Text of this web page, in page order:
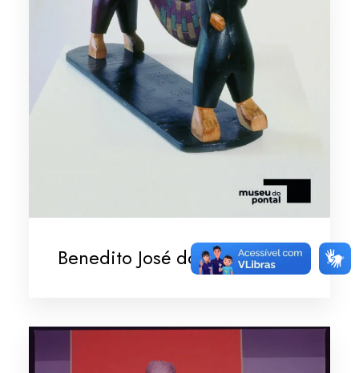
Benedito José dos Santos